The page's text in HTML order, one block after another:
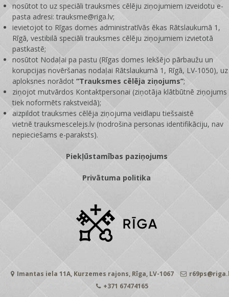
nosūtot to uz speciāli trauksmes cēlēju ziņojumiem izveidotu e-
pasta adresi: trauksme@riga.lv;
ievietojot to Rīgas domes administratīvās ēkas Rātslaukumā 1,
Rīgā, vestibilā speciāli trauksmes cēlēju ziņojumiem izvietotā
pastkastē;
nosūtot Nodaļai pa pastu (Rīgas domes Iekšējo pārbaužu un
korupcijas novēršanas nodaļai Rātslaukumā 1, Rīgā, LV-1050), uz
aploksnes norādot“Trauksmes cēlēja ziņojums”;
ziņojot mutvārdos Kontaktpersonai (ziņotāja klātbūtnē ziņojums
tiek noformēts rakstveidā);
aizpildot trauksmes cēlēja ziņojuma veidlapu tiešsaistē
vietnētrauksmescelejs.lv (nodrošina personas identifikāciju, nav
nepieciešams e-paraksts).
Piekļūstamības paziņojums
Privātuma politika
Imantas iela 11A, Kurzemes rajons, Rīga, LV-1067
+371 67474165